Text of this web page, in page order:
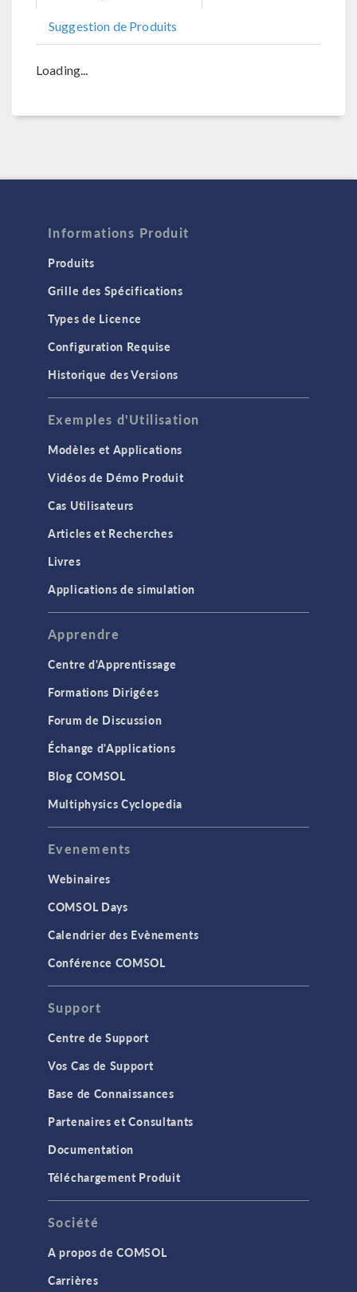
Suggestion de Produits
Loading...
Informations Produit
Produits
Grille des Spécifications
Types de Licence
Configuration Requise
Historique des Versions
Exemples d'Utilisation
Modèles et Applications
Vidéos de Démo Produit
Cas Utilisateurs
Articles et Recherches
Livres
Applications de simulation
Apprendre
Centre d'Apprentissage
Formations Dirigées
Forum de Discussion
Échange d'Applications
Blog COMSOL
Multiphysics Cyclopedia
Evenements
Webinaires
COMSOL Days
Calendrier des Evènements
Conférence COMSOL
Support
Centre de Support
Vos Cas de Support
Base de Connaissances
Partenaires et Consultants
Documentation
Téléchargement Produit
Société
A propos de COMSOL
Carrières